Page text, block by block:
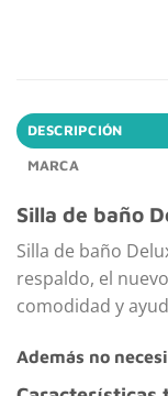
DESCRIPCIÓN
MARCA
Silla de baño
Silla de baño
respaldo, el
comodidad y
Además no